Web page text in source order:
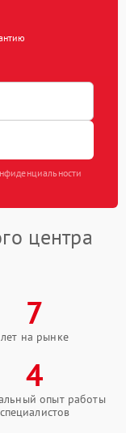
центра
7
лет на рынке
4
опыт работы
специалистов